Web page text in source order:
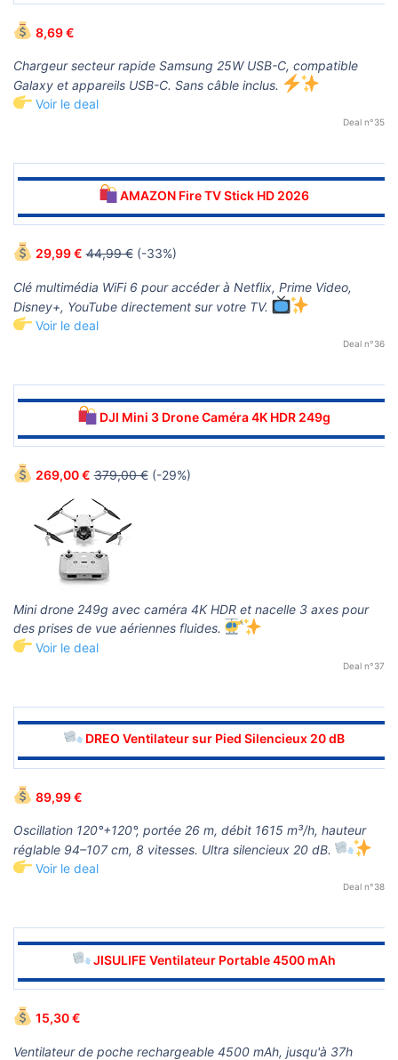
8,69 €
Chargeur secteur rapide Samsung 25W USB-C, compatible
Galaxy et appareils USB-C. Sans câble inclus.
Voir le deal
Deal n°35
▬▬▬▬▬▬▬▬▬▬▬▬▬▬▬▬▬▬▬▬▬▬▬▬▬▬▬▬▬▬
AMAZON Fire TV Stick HD 2026
▬▬▬▬▬▬▬▬▬▬▬▬▬▬▬▬▬▬▬▬▬▬▬▬▬▬▬▬▬▬
29,99 € 44,99 €(-33%)
Clé multimédia WiFi 6 pour accéder à Netflix, Prime Video,
Disney+, YouTube directement sur votre TV.
Voir le deal
Deal n°36
▬▬▬▬▬▬▬▬▬▬▬▬▬▬▬▬▬▬▬▬▬▬▬▬▬▬▬▬▬▬
DJI Mini 3 Drone Caméra 4K HDR 249g
▬▬▬▬▬▬▬▬▬▬▬▬▬▬▬▬▬▬▬▬▬▬▬▬▬▬▬▬▬▬
269,00 € 379,00 €(-29%)
Mini drone 249g avec caméra 4K HDR et nacelle 3 axes pour
des prises de vue aériennes fluides.
Voir le deal
Deal n°37
▬▬▬▬▬▬▬▬▬▬▬▬▬▬▬▬▬▬▬▬▬▬▬▬▬▬▬▬▬▬
DREO Ventilateur sur Pied Silencieux 20 dB
▬▬▬▬▬▬▬▬▬▬▬▬▬▬▬▬▬▬▬▬▬▬▬▬▬▬▬▬▬▬
89,99 €
Oscillation 120°+120°, portée 26 m, débit 1615 m³/h, hauteur
réglable 94–107 cm, 8 vitesses. Ultra silencieux 20 dB.
Voir le deal
Deal n°38
▬▬▬▬▬▬▬▬▬▬▬▬▬▬▬▬▬▬▬▬▬▬▬▬▬▬▬▬▬▬
JISULIFE Ventilateur Portable 4500 mAh
▬▬▬▬▬▬▬▬▬▬▬▬▬▬▬▬▬▬▬▬▬▬▬▬▬▬▬▬▬▬
15,30 €
Ventilateur de poche rechargeable 4500 mAh, jusqu'à 37h